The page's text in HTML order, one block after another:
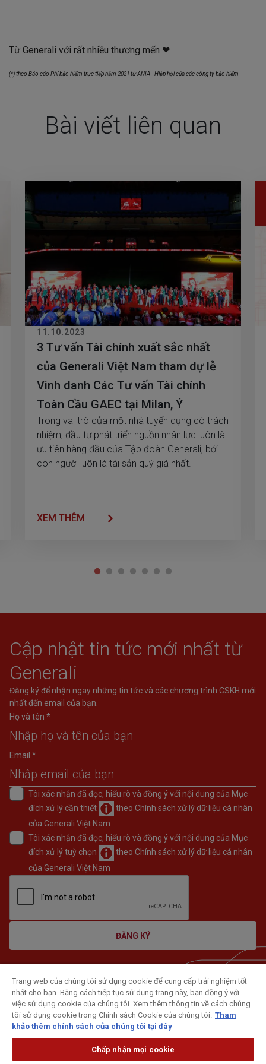
Từ Generali với rất nhiều thương mến ❤
(*) theo Báo cáo Phí bảo hiểm trực tiếp năm 2021 từ ANIA - Hiệp hội của các công ty bảo hiểm
Bài viết liên quan
11.10.2023
3 Tư vấn Tài chính xuất sắc nhất
của Generali Việt Nam tham dự lễ
Vinh danh Các Tư vấn Tài chính
Toàn Cầu GAEC tại Milan, Ý
Trong vai trò của một nhà tuyển dụng có trách
nhiệm, đầu tư phát triển nguồn nhân lực luôn là
ưu tiên hàng đầu của Tập đoàn Generali, bởi
con người luôn là tài sản quý giá nhất.
XEM THÊM
Cập nhật tin tức mới nhất từ
Generali
Đăng ký để nhận ngay những tin tức và các chương trình CSKH mới
nhất đến email của bạn.
Họ và tên *
Email *
Tôi xác nhận đã đọc, hiểu rõ và đồng ý với nội dung của Mục
đích xử lý cần thiết
theo Chính sách xử lý dữ liệu cá nhân
của Generali Việt Nam
Tôi xác nhận đã đọc, hiểu rõ và đồng ý với nội dung của Mục
đích xử lý tuỳ chọn
theo Chính sách xử lý dữ liệu cá nhân
của Generali Việt Nam
ĐĂNG KÝ
Trang web của chúng tôi sử dụng cookie để cung cấp trải nghiệm tốt
nhất cho bạn. Bằng cách tiếp tục sử dụng trang này, bạn đồng ý với
việc sử dụng cookie của chúng tôi. Xem thêm thông tin về cách chúng
tôi sử dụng cookie trong Chính sách Cookie của chúng tôi. Tham
khảo thêm chính sách của chúng tôi tại đây
Chấp nhận mọi cookie